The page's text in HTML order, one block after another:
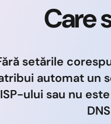
Care
setările
automat un
ISP-ului sau nu